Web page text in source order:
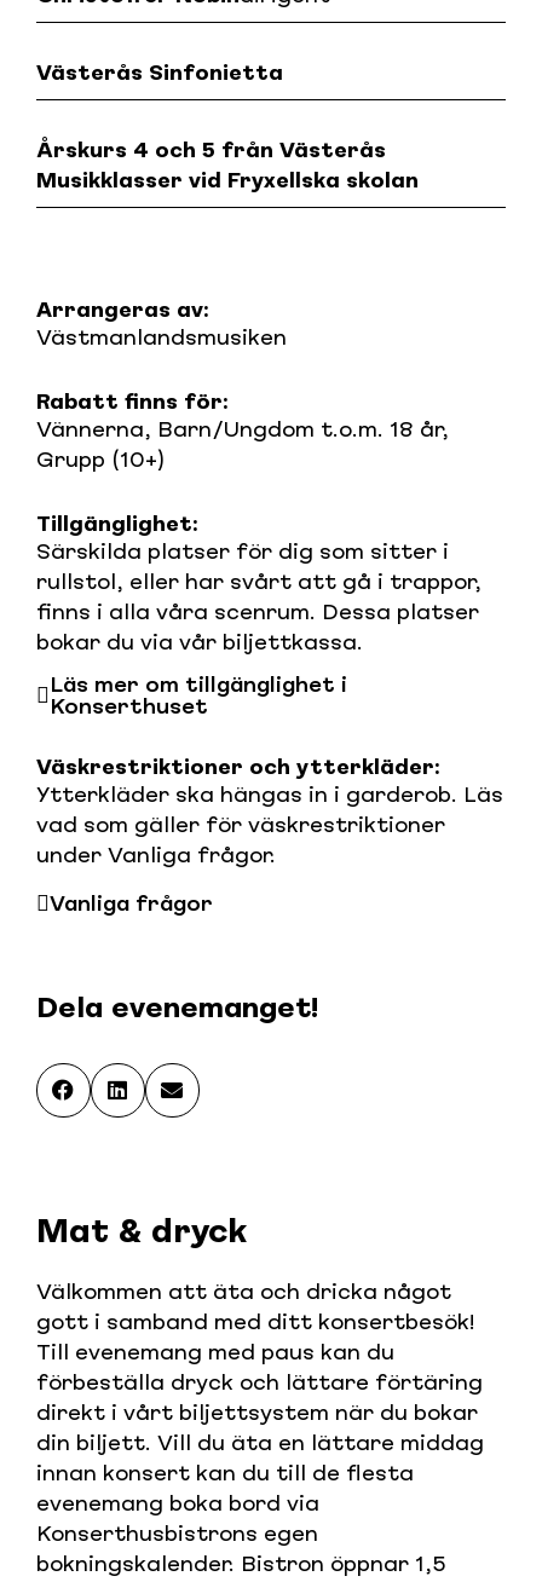
Västerås Sinfonietta
Årskurs 4 och 5 från Västerås
Musikklasser vid Fryxellska skolan
Arrangeras av:
Västmanlandsmusiken
Rabatt finns för:
Vännerna, Barn/Ungdom t.o.m. 18 år,
Grupp (10+)
Tillgänglighet:
Särskilda platser för dig som sitter i
rullstol, eller har svårt att gå i trappor,
finns i alla våra scenrum. Dessa platser
bokar du via vår biljettkassa.
Läs mer om tillgänglighet i
Konserthuset
Väskrestriktioner och ytterkläder:
Ytterkläder ska hängas in i garderob. Läs
vad som gäller för väskrestriktioner
under Vanliga frågor.
Vanliga frågor
Dela evenemanget!
Mat & dryck
Välkommen att äta och dricka något
gott i samband med ditt konsertbesök!
Till evenemang med paus kan du
förbeställa dryck och lättare förtäring
direkt i vårt biljettsystem när du bokar
din biljett. Vill du äta en lättare middag
innan konsert kan du till de flesta
evenemang boka bord via
Konserthusbistrons egen
bokningskalender. Bistron öppnar 1,5